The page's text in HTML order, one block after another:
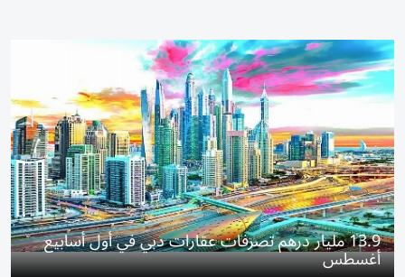
13.9 مليار درهم تصرفات عقارات دبي في أول أسابيع
أغسطس